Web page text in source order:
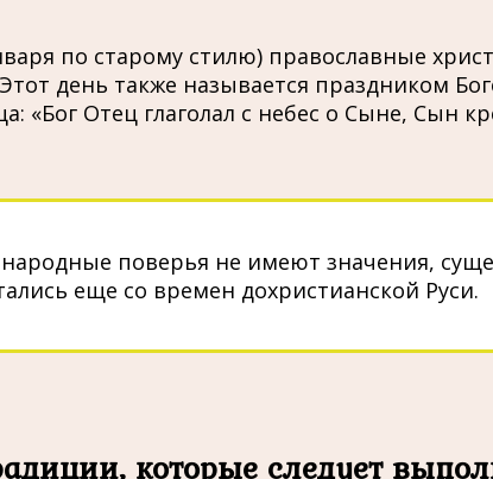
по старому стилю) православные
день также называется праздником
«Бог Отец глаголал с небес о Сыне, Сын
поверья не имеют значения,
еще со времен дохристианской Руси.
которые следует